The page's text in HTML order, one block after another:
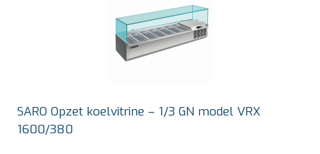
SARO Opzet koelvitrine – 1/3 GN model VRX
1600/380